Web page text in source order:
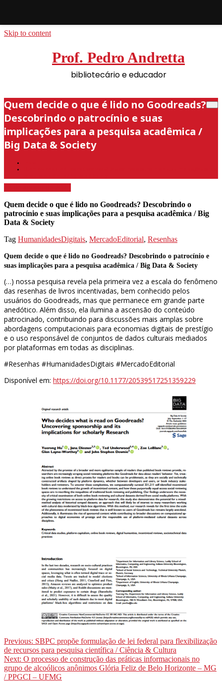
Skip to content
Prof. Pedro Andretta
bibliotecário e educador
Quem decide o que é lido no Goodreads?
Descobrindo o patrocínio e suas
implicações para a pesquisa acadêmica /
Big Data & Society
Quem decide o que é lido no Goodreads? Descobrindo o
patrocínio e suas implicações para a pesquisa acadêmica / Big
Data & Society
Tag HumanidadesDigitais, MercadoEditorial, Resenhas
Quem decide o que é lido no Goodreads? Descobrindo o patrocínio e
suas implicações para a pesquisa acadêmica / Big Data & Society
(…) nossa pesquisa revela pela primeira vez a escala do fenômeno
das resenhas de livros incentivadas, bem conhecido pelos
usuários do Goodreads, mas que permanece em grande parte
anedótico. Além disso, ela ilumina a ascensão do conteúdo
patrocinado, contribuindo para discussões mais amplas sobre
abordagens computacionais para economias digitais de prestígio
e o uso responsável de conjuntos de dados culturais mediados
por plataformas em todas as disciplinas.
#Resenhas #HumanidadesDigitais #MercadoEditorial
Disponível em: https://doi.org/10.1177/20539517251359229
Navegação
de
Post
Previous: SBPC propõe formulação de lei federal para flexibilização
de recursos para pesquisa científica / Ciência & Cultura
Next: O processo de construção das práticas informacionais no
grupo de alcoólicos anônimos Glória Feliz de Belo Horizonte – MG
/ PPGCI – UFMG